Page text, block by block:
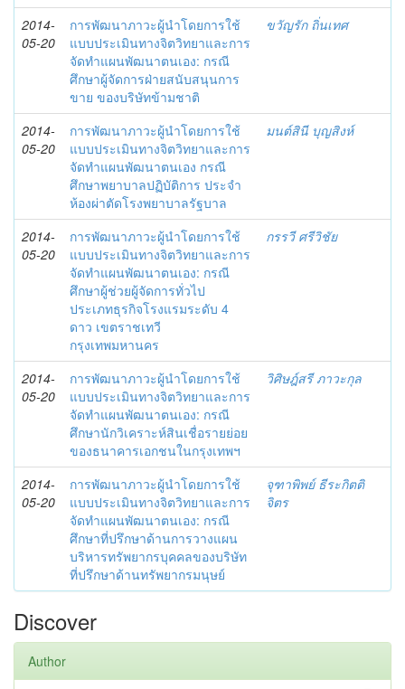
2014-
05-20
การพัฒนาภาวะผู้นำโดยการใช้
แบบประเมินทางจิตวิทยาและการ
จัดทำแผนพัฒนาตนเอง: กรณี
ศึกษาผู้จัดการฝ่ายสนับสนุนการ
ขาย ของบริษัทข้ามชาติ
ขวัญรัก ถิ่นเทศ
2014-
05-20
การพัฒนาภาวะผู้นำโดยการใช้
แบบประเมินทางจิตวิทยาและการ
จัดทำแผนพัฒนาตนเอง กรณี
ศึกษาพยาบาลปฏิบัติการ ประจำ
ห้องผ่าตัดโรงพยาบาลรัฐบาล
มนต์สินี บุญสิงห์
2014-
05-20
การพัฒนาภาวะผู้นำโดยการใช้
แบบประเมินทางจิตวิทยาและการ
จัดทำแผนพัฒนาตนเอง: กรณี
ศึกษาผู้ช่วยผู้จัดการทั่วไป
ประเภทธุรกิจโรงแรมระดับ 4
ดาว เขตราชเทวี
กรุงเทพมหานคร
กรรวี ศรีวิชัย
2014-
05-20
การพัฒนาภาวะผู้นำโดยการใช้
แบบประเมินทางจิตวิทยาและการ
จัดทำแผนพัฒนาตนเอง: กรณี
ศึกษานักวิเคราะห์สินเชื่อรายย่อย
ของธนาคารเอกชนในกรุงเทพฯ
วิศิษฎ์สรี ภาวะกุล
2014-
05-20
การพัฒนาภาวะผู้นำโดยการใช้
แบบประเมินทางจิตวิทยาและการ
จัดทำแผนพัฒนาตนเอง: กรณี
ศึกษาที่ปรึกษาด้านการวางแผน
บริหารทรัพยากรบุคคลของบริษัท
ที่ปรึกษาด้านทรัพยากรมนุษย์
จุฑาพิพย์ ธีระกิตติ
จิตร
Discover
Author